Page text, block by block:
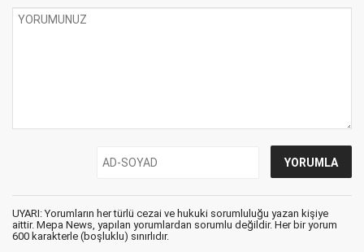
UYARI: Yorumların her türlü cezai ve hukuki sorumluluğu yazan kişiye
aittir. Mepa News, yapılan yorumlardan sorumlu değildir. Her bir yorum
600 karakterle (boşluklu) sınırlıdır.